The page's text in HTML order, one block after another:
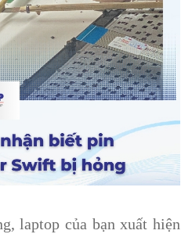
laptop của bạn xuất hiện